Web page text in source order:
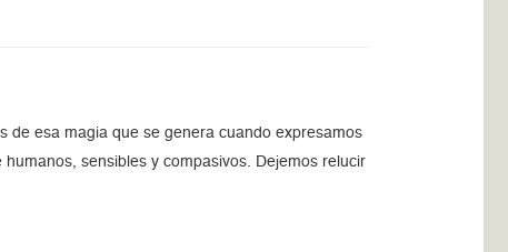
de esa magia que se genera cuando expresamos
sensibles y compasivos. Dejemos relucir